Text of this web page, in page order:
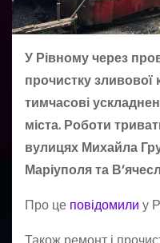
У Рівному через
прочистку зливової
тимчасові
міста. Роботи
вулицях Михайла
Маріуполя та
Про це повідомили у